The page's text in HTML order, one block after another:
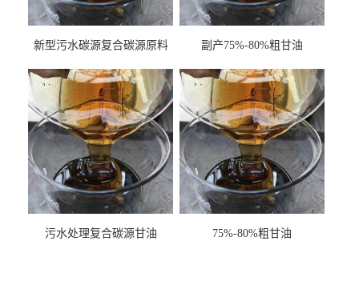
新型污水碳源复合碳源原料
副产75%-80%粗甘油
污水处理复合碳源甘油
75%-80%粗甘油